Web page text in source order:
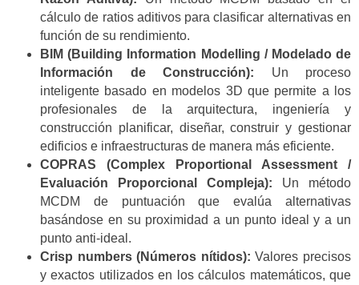
cálculo de ratios aditivos para clasificar alternativas en
función de su rendimiento.
BIM (Building Information Modelling / Modelado de
Información de Construcción): Un proceso
inteligente basado en modelos 3D que permite a los
profesionales de la arquitectura, ingeniería y
construcción planificar, diseñar, construir y gestionar
edificios e infraestructuras de manera más eficiente.
COPRAS (Complex Proportional Assessment /
Evaluación Proporcional Compleja): Un método
MCDM de puntuación que evalúa alternativas
basándose en su proximidad a un punto ideal y a un
punto anti-ideal.
Crisp numbers (Números nítidos): Valores precisos
y exactos utilizados en los cálculos matemáticos, que